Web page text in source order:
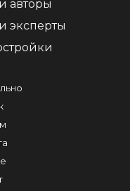
авторы
эксперты